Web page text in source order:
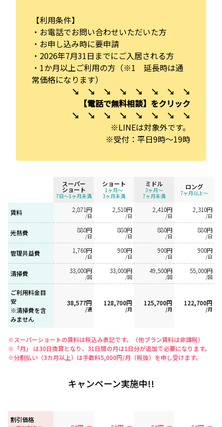
【利用条件】
・お電話でお問い合わせいただいた方
・お申し込み時に要申請
・2026年7月31日までにご入居される方
・1か月以上ご利用の方（※1 延長時は通
常価格になります）
↘ ↘ ↘ ↘ ↘ ↘ ↘ ↘
【電話で無料相談】をクリック
↘ ↘ ↘ ↘ ↘ ↘ ↘ ↘
※LINEは対象外です。
※受付：平日9時～19時
スーパー
ショート
7日～1ヶ月未満
ショート
1ヶ月〜
3ヶ月未満
ミドル
3ヶ月〜
7ヶ月未満
ロング
7ヶ月以上〜
賃料 2,871円
/日
2,510円
/日
2,410円
/日
2,310円
/日
光熱費 880円
/日
880円
/日
880円
/日
880円
/日
管理共益費 1,760円
/日
900円
/日
900円
/日
900円
/日
清掃費 33,000円
/回
33,000円
/回
49,500円
/回
55,000円
/回
ご利用料金目
安
※清掃費を含
みません
38,577円
/週
128,700円
/月
125,700円
/月
122,700円
/月
※スーパーショートの賃料は税込み表記です。（他プラン賃料は非課税）
※「月」 は30日換算となり、31日間の月は1日分が追加で必要になります。
※分割払い（3カ月以上）は手数料5,000円/月（税抜）を申し受けます。
キャンペーン実施中!!
割引価格